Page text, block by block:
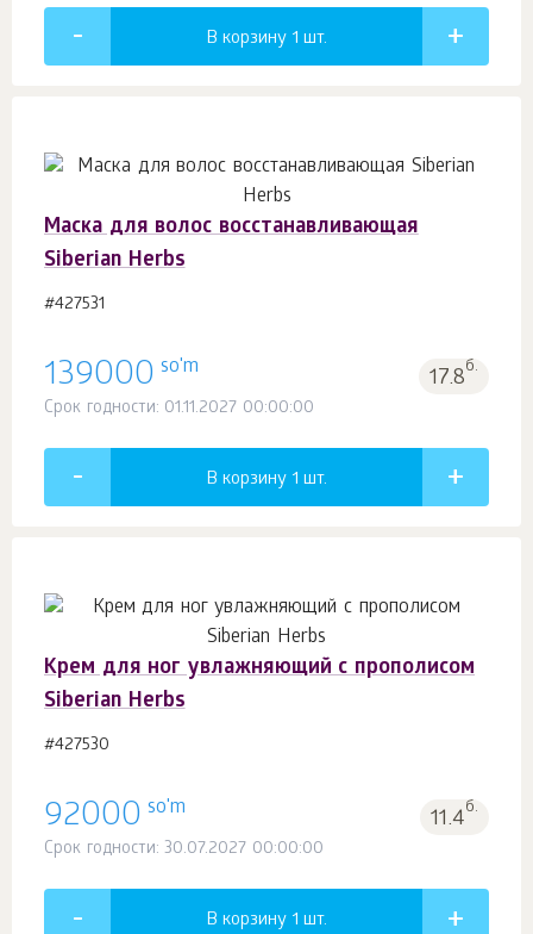
В корзину 1 шт.
Маска для волос восстанавливающая
Siberian Herbs
#427531
139000 so'm 17.8б.
Срок годности: 01.11.2027 00:00:00
В корзину 1 шт.
Крем для ног увлажняющий с прополисом
Siberian Herbs
#427530
92000 so'm 11.4б.
Срок годности: 30.07.2027 00:00:00
В корзину 1 шт.